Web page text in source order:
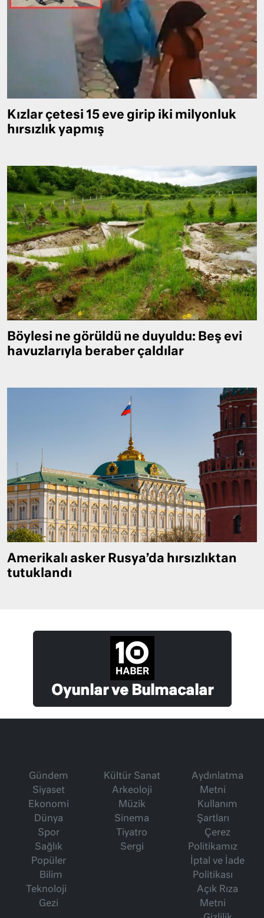
Kızlar çetesi 15 eve girip iki milyonluk
hırsızlık yapmış
Böylesi ne görüldü ne duyuldu: Beş evi
havuzlarıyla beraber çaldılar
Amerikalı asker Rusya’da hırsızlıktan
tutuklandı
Oyunlar ve Bulmacalar
Gündem
Siyaset
Ekonomi
Dünya
Spor
Sağlık
Popüler
Bilim
Teknoloji
Gezi
Kültür Sanat
Arkeoloji
Müzik
Sinema
Tiyatro
Sergi
Aydınlatma
Metni
Kullanım
Şartları
Çerez
Politikamız
İptal ve İade
Politikası
Açık Rıza
Metni